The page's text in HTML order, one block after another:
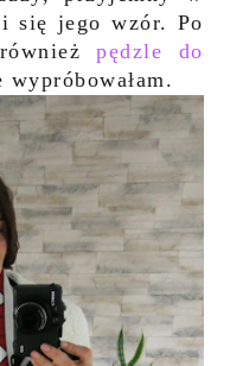
się jego wzór. Po
równieżpędzle do